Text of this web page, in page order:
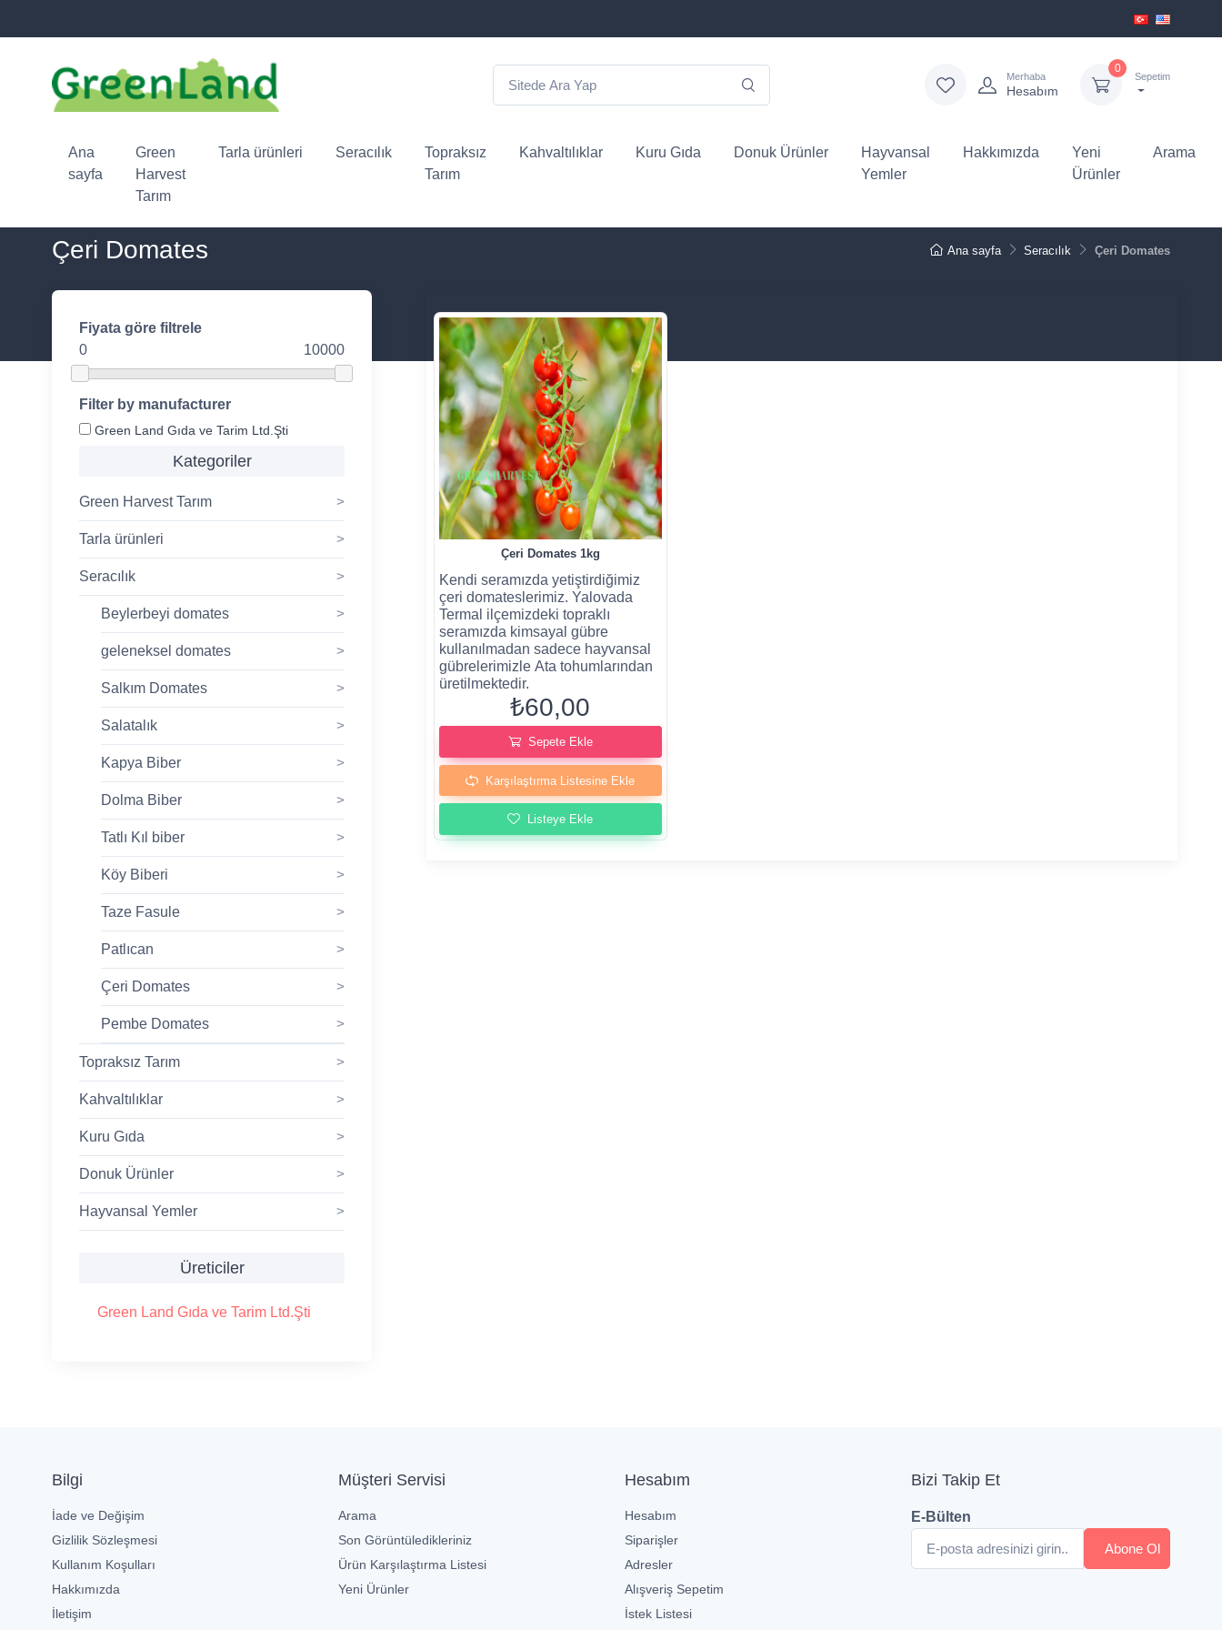
Merhaba
Hesabım
0
Sepetim
Ana
sayfa
Green
Harvest
Tarım
Tarla ürünleri Seracılık
Topraksız
Tarım
Kahvaltılıklar Kuru Gıda Donuk Ürünler
Hayvansal
Yemler
Hakkımızda
Yeni
Ürünler
Arama
Ana sayfa Seracılık Çeri Domates
Çeri Domates
Fiyata göre filtrele
0
10000
Filter by manufacturer
Green Land Gıda ve Tarim Ltd.Şti
Kategoriler
Green Harvest Tarım >
Tarla ürünleri >
Seracılık >
Beylerbeyi domates >
geleneksel domates >
Salkım Domates >
Salatalık >
Kapya Biber >
Dolma Biber >
Tatlı Kıl biber >
Köy Biberi >
Taze Fasule >
Patlıcan >
Çeri Domates >
Pembe Domates >
Topraksız Tarım >
Kahvaltılıklar >
Kuru Gıda >
Donuk Ürünler >
Hayvansal Yemler >
Üreticiler
Green Land Gıda ve Tarim Ltd.Şti
Çeri Domates 1kg
Kendi seramızda yetiştirdiğimiz
çeri domateslerimiz. Yalovada
Termal ilçemizdeki topraklı
seramızda kimsayal gübre
kullanılmadan sadece hayvansal
gübrelerimizle Ata tohumlarından
üretilmektedir.
₺60,00
Sepete Ekle
Karşılaştırma Listesine Ekle
Listeye Ekle
Bilgi
İade ve Değişim
Gizlilik Sözleşmesi
Kullanım Koşulları
Hakkımızda
İletişim
Müşteri Servisi
Arama
Son Görüntüledikleriniz
Ürün Karşılaştırma Listesi
Yeni Ürünler
Hesabım
Hesabım
Siparişler
Adresler
Alışveriş Sepetim
İstek Listesi
Bizi Takip Et
E-Bülten